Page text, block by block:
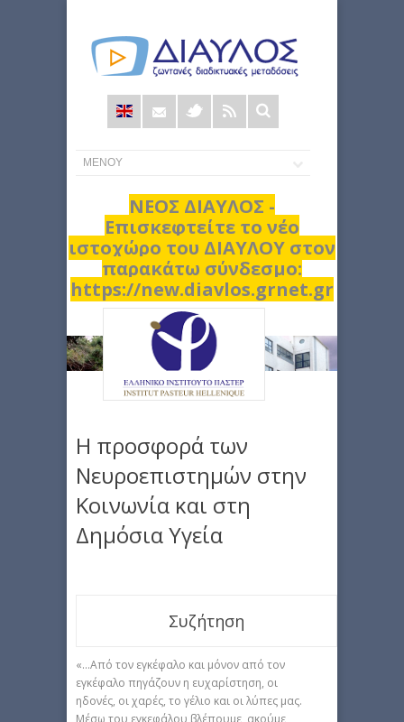
Φόρμα
αναζήτησης
ΝΕΟΣ ΔΙΑΥΛΟΣ -
Επισκεφτείτε το νέο
ιστοχώρο του ΔΙΑΥΛΟΥ στον
παρακάτω σύνδεσμο:
https://new.diavlos.grnet.gr
Η προσφορά των
Νευροεπιστημών στην
Κοινωνία και στη
Δημόσια Υγεία
Συζήτηση
«…Από τον εγκέφαλο και μόνον από τον
εγκέφαλο πηγάζουν η ευχαρίστηση, οι
ηδονές, οι χαρές, το γέλιο και οι λύπες μας.